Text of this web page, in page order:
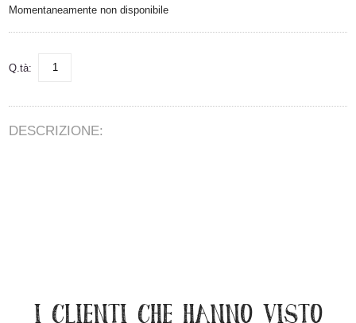
Momentaneamente non disponibile
Q.tà:
DESCRIZIONE:
I CLIENTI CHE HANNO VISTO